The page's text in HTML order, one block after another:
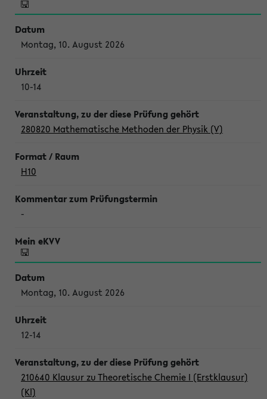
Montag, 10. August 2026
10-14
280820 Mathematische Methoden der Physik (V)
H10
-
Montag, 10. August 2026
12-14
210640 Klausur zu Theoretische Chemie I (Erstklausur)
(Kl)